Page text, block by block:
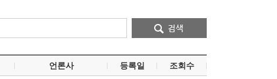
언론사 등록일 조회수